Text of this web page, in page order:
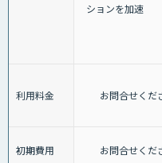
ションを加速
利用料金 お問合せくだ
初期費用 お問合せくだ